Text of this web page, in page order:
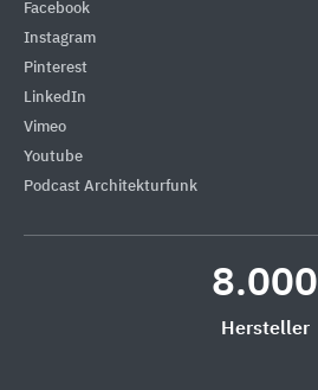
Facebook
Instagram
Pinterest
LinkedIn
Vimeo
Youtube
Podcast Architekturfunk
8.000
Hersteller